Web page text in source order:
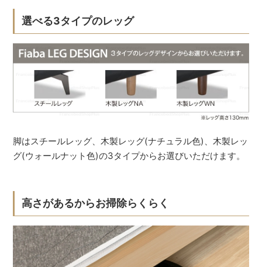
選べる3タイプのレッグ
脚はスチールレッグ、木製レッグ(ナチュラル色)、木製レッ
グ(ウォールナット色)の3タイプからお選びいただけます。
高さがあるからお掃除らくらく